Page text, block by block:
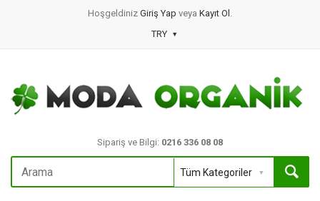
Hoşgeldiniz Giriş Yap veya Kayıt Ol .
TRY
Sipariş ve Bilgi: 0216 336 08 08